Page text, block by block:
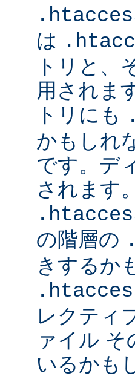
は
トリと、
用されま
トリにも
かもしれ
です。デ
されます
の階層の
きするか
レクティ
ァイル
いるかも